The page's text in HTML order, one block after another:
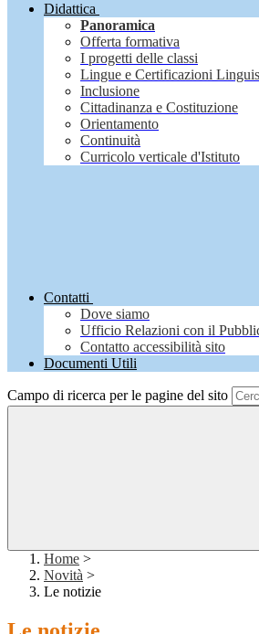
Didattica
Panoramica
Offerta formativa
I progetti delle classi
Lingue e Certificazioni
Inclusione
Cittadinanza e Costituzione
Orientamento
Continuità
Curricolo verticale d'Istituto
Contatti
Dove siamo
Ufficio Relazioni con il
Contatto accessibilità sito
Documenti Utili
Campo di ricerca per le pagine del sito
Home >
Novità >
Le notizie